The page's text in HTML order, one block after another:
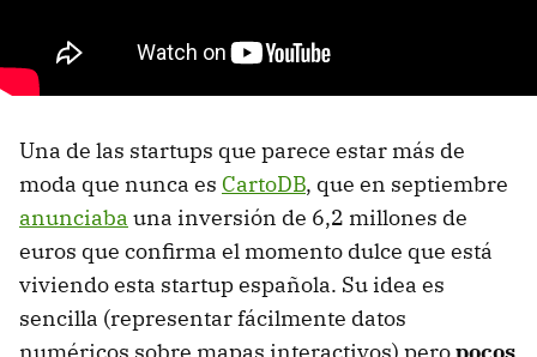
Una de las startups que parece estar más de
moda que nunca es CartoDB, que en septiembre
anunciaba una inversión de 6,2 millones de
euros que confirma el momento dulce que está
viviendo esta startup española. Su idea es
sencilla (representar fácilmente datos
numéricos sobre mapas interactivos) peropocos